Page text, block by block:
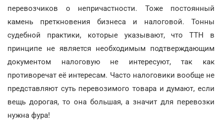
перевозчиков о непричастности. Тоже постоянный
камень преткновения бизнеса и налоговой. Тонны
судебной практики, которые указывают, что ТТН в
принципе не является необходимым подтверждающим
документом налоговую не интересуют, так как
противоречат её интересам. Часто налоговики вообще не
представляют суть перевозимого товара и думают, если
вещь дорогая, то она большая, а значит для перевозки
нужна фура!